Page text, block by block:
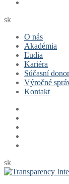
sk
O nás
Akadémia
Ľudia
Kariéra
Súčasní
Výročné
Kontakt
sk